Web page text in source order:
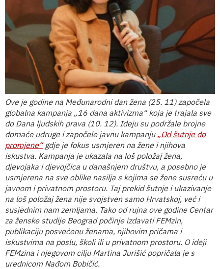
Ove je godine na Međunarodni dan žena (25. 11) započela
globalna kampanja „16 dana aktivizma“ koja je trajala sve
do Dana ljudskih prava (10. 12). Ideju su podržale brojne
domaće udruge i započele javnu kampanju „Od šutnje do
promjene“gdje je fokus usmjeren na žene i njihova
iskustva. Kampanja je ukazala na loš položaj žena,
djevojaka i djevojčica u današnjem društvu, a posebno je
usmjerena na sve oblike nasilja s kojima se žene susreću u
javnom i privatnom prostoru. Taj prekid šutnje i ukazivanje
na loš položaj žena nije svojstven samo Hrvatskoj, već i
susjednim nam zemljama. Tako od rujna ove godine Centar
za ženske studije Beograd počinje izdavati FEMzin,
publikaciju posvećenu ženama, njihovim pričama i
iskustvima na poslu, školi ili u privatnom prostoru. O ideji
FEMzina i njegovom cilju Martina Jurišić popričala je s
urednicom Nađom Bobičić.